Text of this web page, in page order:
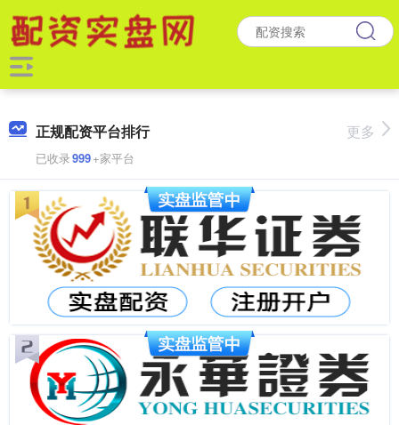
正规配资平台排行
已收录999+家平台
更多